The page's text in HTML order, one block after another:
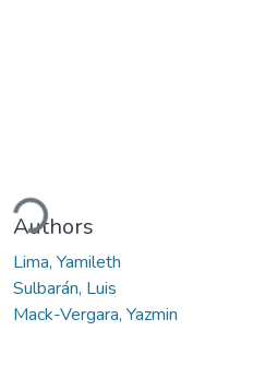
Authors
Lima, Yamileth
Sulbarán, Luis
Mack-Vergara, Yazmin